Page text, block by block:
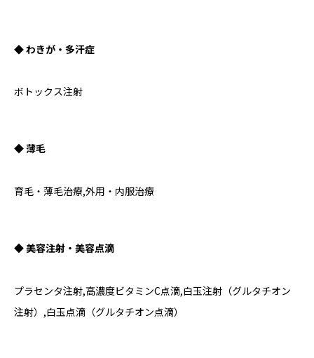
◆ わきが・多汗症
ボトックス注射
◆ 薄毛
育毛・薄毛治療,外用・内服治療
◆ 美容注射・美容点滴
プラセンタ注射,高濃度ビタミンC点滴,白玉注射（グルタチオン
注射）,白玉点滴（グルタチオン点滴）